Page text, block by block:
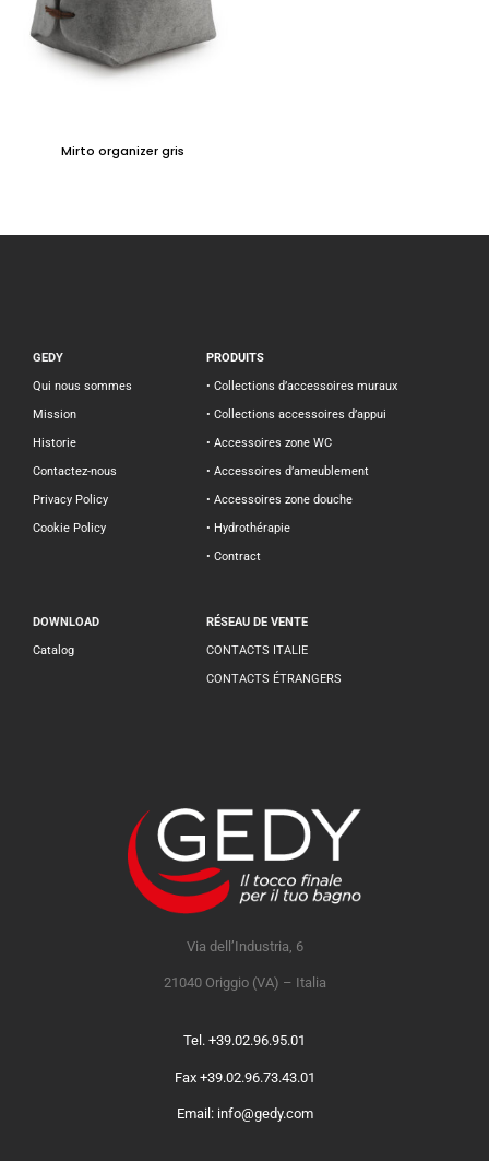
Mirto organizer gris
GEDY
Qui nous sommes
Mission
Historie
Contactez-nous
Privacy Policy
Cookie Policy
PRODUITS
• Collections d’accessoires muraux
• Collections accessoires d’appui
• Accessoires zone WC
• Accessoires d’ameublement
• Accessoires zone douche
• Hydrothérapie
• Contract
DOWNLOAD
Catalog
RÉSEAU DE VENTE
CONTACTS ITALIE
CONTACTS ÉTRANGERS
Via dell’Industria, 6
21040 Origgio (VA) – Italia
Tel. +39.02.96.95.01
Fax +39.02.96.73.43.01
Email: info@gedy.com